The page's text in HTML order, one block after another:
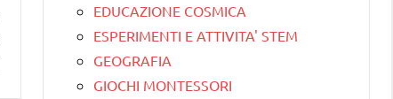
EDUCAZIONE COSMICA
ESPERIMENTI E ATTIVITA' STEM
GEOGRAFIA
GIOCHI MONTESSORI